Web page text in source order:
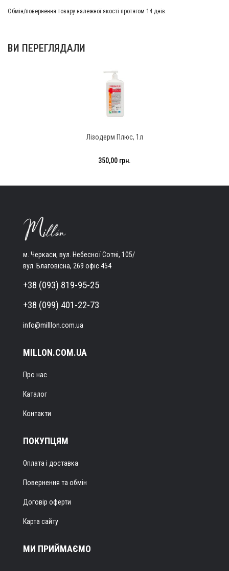
Обмін/повернення товару належної якості протягом 14 днів.
ВИ ПЕРЕГЛЯДАЛИ
Лізодерм Плюс, 1л
350,00 грн.
м. Черкаси, вул. Небесної Сотні, 105/
вул. Благовісна, 269 офіс 454
+38 (093) 819-95-25
+38 (099) 401-22-73
info@milllon.com.ua
MILLON.COM.UA
Про нас
Каталог
Контакти
ПОКУПЦЯМ
Оплата і доставка
Повернення та обмін
Договір оферти
Карта сайту
МИ ПРИЙМАЄМО